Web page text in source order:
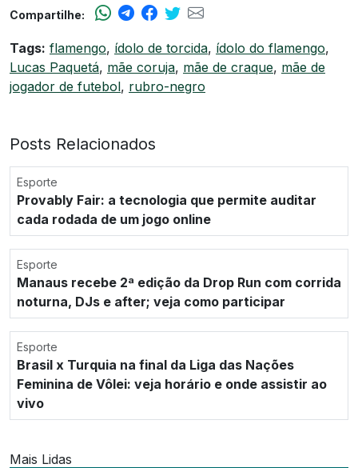
Compartilhe:
Tags: flamengo, ídolo de torcida, ídolo do flamengo,
Lucas Paquetá, mãe coruja, mãe de craque, mãe de
jogador de futebol, rubro-negro
Posts Relacionados
Esporte
Provably Fair: a tecnologia que permite auditar
cada rodada de um jogo online
Esporte
Manaus recebe 2ª edição da Drop Run com corrida
noturna, DJs e after; veja como participar
Esporte
Brasil x Turquia na final da Liga das Nações
Feminina de Vôlei: veja horário e onde assistir ao
vivo
Mais Lidas